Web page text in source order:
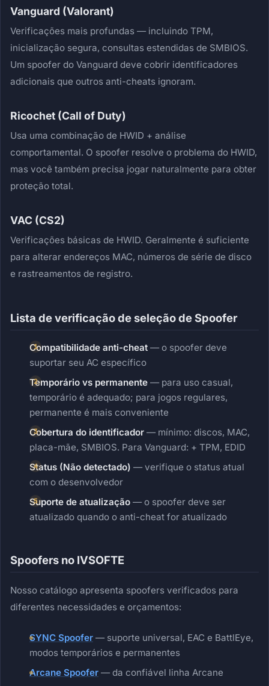
Vanguard (Valorant)
Verificações mais profundas — incluindo TPM,
inicialização segura, consultas estendidas de SMBIOS.
Um spoofer do Vanguard deve cobrir identificadores
adicionais que outros anti-cheats ignoram.
Ricochet (Call of Duty)
Usa uma combinação de HWID + análise
comportamental. O spoofer resolve o problema do HWID,
mas você também precisa jogar naturalmente para obter
proteção total.
VAC (CS2)
Verificações básicas de HWID. Geralmente é suficiente
para alterar endereços MAC, números de série de disco
e rastreamentos de registro.
Lista de verificação de seleção de Spoofer
Compatibilidade anti-cheat — o spoofer deve
suportar seu AC específico
Temporário vs permanente — para uso casual,
temporário é adequado; para jogos regulares,
permanente é mais conveniente
Cobertura do identificador — mínimo: discos, MAC,
placa-mãe, SMBIOS. Para Vanguard: + TPM, EDID
Status (Não detectado) — verifique o status atual
com o desenvolvedor
Suporte de atualização — o spoofer deve ser
atualizado quando o anti-cheat for atualizado
Spoofers no IVSOFTE
Nosso catálogo apresenta spoofers verificados para
diferentes necessidades e orçamentos:
SYNC Spoofer — suporte universal, EAC e BattlEye,
modos temporários e permanentes
Arcane Spoofer — da confiável linha Arcane